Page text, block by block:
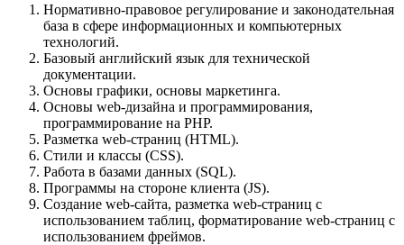
Нормативно-правовое регулирование и законодательная
база в сфере информационных и компьютерных
технологий.
Базовый английский язык для технической
документации.
Основы графики, основы маркетинга.
Основы web-дизайна и программирования,
программирование на PHP.
Разметка web-страниц (HTML).
Стили и классы (CSS).
Работа в базами данных (SQL).
Программы на стороне клиента (JS).
Создание web-сайта, разметка web-страниц с
использованием таблиц, форматирование web-страниц с
использованием фреймов.